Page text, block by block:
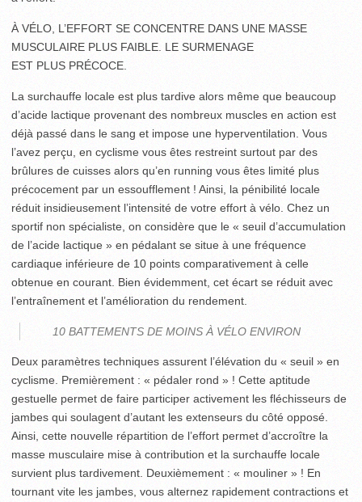
À VÉLO, L’EFFORT SE CONCENTRE DANS UNE MASSE
MUSCULAIRE PLUS FAIBLE. LE SURMENAGE
EST PLUS PRÉCOCE.
La surchauffe locale est plus tardive alors même que beaucoup
d’acide lactique provenant des nombreux muscles en action est
déjà passé dans le sang et impose une hyperventilation. Vous
l’avez perçu, en cyclisme vous êtes restreint surtout par des
brûlures de cuisses alors qu’en running vous êtes limité plus
précocement par un essoufflement ! Ainsi, la pénibilité locale
réduit insidieusement l’intensité de votre effort à vélo. Chez un
sportif non spécialiste, on considère que le « seuil d’accumulation
de l’acide lactique » en pédalant se situe à une fréquence
cardiaque inférieure de 10 points comparativement à celle
obtenue en courant. Bien évidemment, cet écart se réduit avec
l’entraînement et l’amélioration du rendement.
10 BATTEMENTS DE MOINS À VÉLO ENVIRON
Deux paramètres techniques assurent l’élévation du « seuil » en
cyclisme. Premièrement : « pédaler rond » ! Cette aptitude
gestuelle permet de faire participer activement les fléchisseurs de
jambes qui soulagent d’autant les extenseurs du côté opposé.
Ainsi, cette nouvelle répartition de l’effort permet d’accroître la
masse musculaire mise à contribution et la surchauffe locale
survient plus tardivement. Deuxièmement : « mouliner » ! En
tournant vite les jambes, vous alternez rapidement contractions et